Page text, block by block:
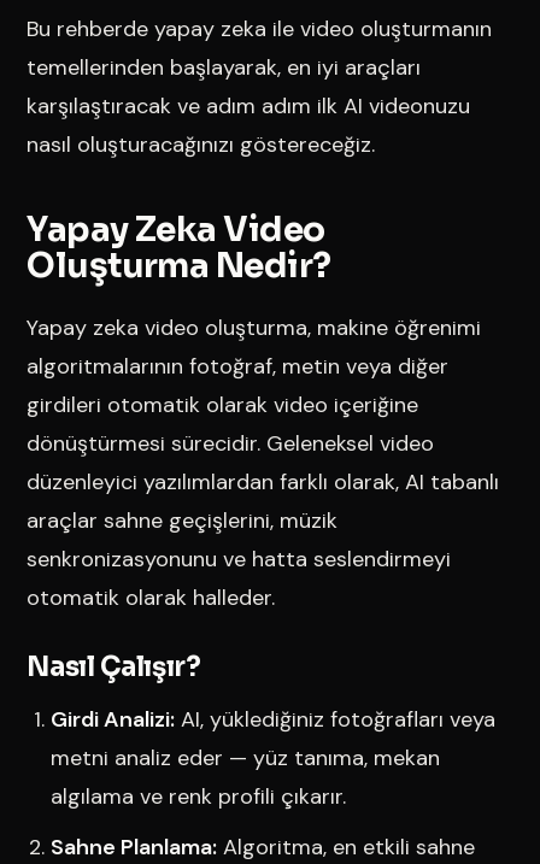
Bu rehberde yapay zeka ile video oluşturmanın
temellerinden başlayarak, en iyi araçları
karşılaştıracak ve adım adım ilk AI videonuzu
nasıl oluşturacağınızı göstereceğiz.
Yapay Zeka Video
Oluşturma Nedir?
Yapay zeka video oluşturma, makine öğrenimi
algoritmalarının fotoğraf, metin veya diğer
girdileri otomatik olarak video içeriğine
dönüştürmesi sürecidir. Geleneksel video
düzenleyici yazılımlardan farklı olarak, AI tabanlı
araçlar sahne geçişlerini, müzik
senkronizasyonunu ve hatta seslendirmeyi
otomatik olarak halleder.
Nasıl Çalışır?
Girdi Analizi: AI, yüklediğiniz fotoğrafları veya
metni analiz eder — yüz tanıma, mekan
algılama ve renk profili çıkarır.
Sahne Planlama: Algoritma, en etkili sahne